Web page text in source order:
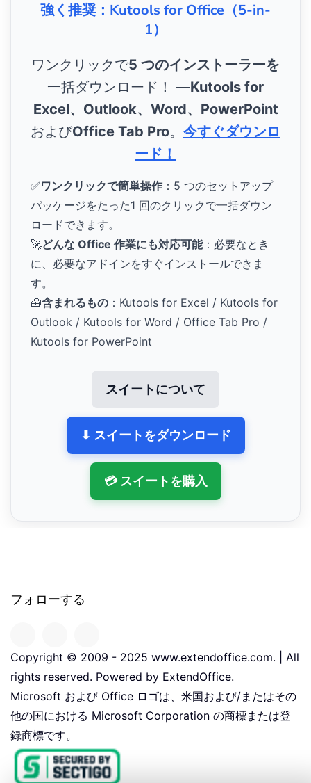
強く推奨：Kutools for Office（5-in-
1）
ワンクリックで5 つのインストーラーを
一括ダウンロード！ ―Kutools for
Excel、Outlook、Word、PowerPoint
およびOffice Tab Pro。 今すぐダウンロ
ード！
✅ワンクリックで簡単操作 ：5 つのセットアップ
パッケージをたった1 回のクリックで一括ダウン
ロードできます。
🚀どんな Office 作業にも対応可能：必要なとき
に、必要なアドインをすぐインストールできま
す。
🧰含まれるもの ：Kutools for Excel / Kutools for
Outlook / Kutools for Word / Office Tab Pro /
Kutools for PowerPoint
スイートについて
⬇ スイートをダウンロード
💳 スイートを購入
フォローする
Copyright © 2009 - 2025 www.extendoffice.com. | All
rights reserved. Powered by ExtendOffice.
Microsoft および Office ロゴは、米国および/またはその
他の国における Microsoft Corporation の商標または登
録商標です。